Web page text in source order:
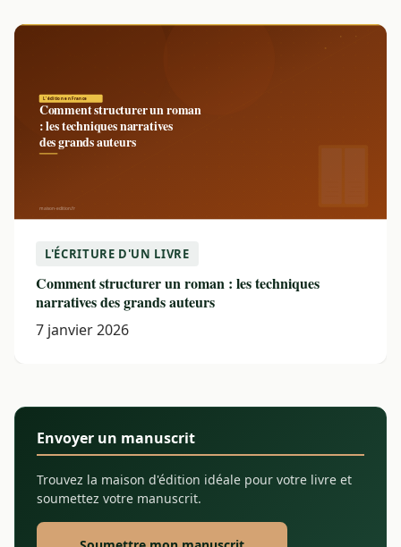
L'ÉCRITURE D'UN LIVRE
Comment structurer un roman : les techniques
narratives des grands auteurs
7 janvier 2026
Envoyer un manuscrit
Trouvez la maison d'édition idéale pour votre livre et
soumettez votre manuscrit.